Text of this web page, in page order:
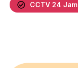
CCTV 24 Jam